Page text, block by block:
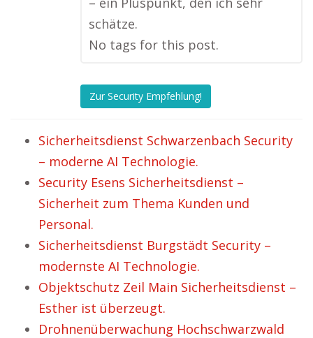
schätze.
No tags for this post.
Zur Security Empfehlung!
Sicherheitsdienst Schwarzenbach Security
– moderne AI Technologie.
Security Esens Sicherheitsdienst –
Sicherheit zum Thema Kunden und
Personal.
Sicherheitsdienst Burgstädt Security –
modernste AI Technologie.
Objektschutz Zeil Main Sicherheitsdienst –
Esther ist überzeugt.
Drohnenüberwachung Hochschwarzwald